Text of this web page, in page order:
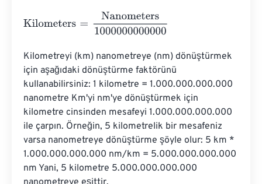
Kilometers Nanometers1000000000000
Kilometreyi (km) nanometreye (nm) dönüştürmek
için aşağıdaki dönüştürme faktörünü
kullanabilirsiniz: 1 kilometre = 1.000.000.000.000
nanometre Km'yi nm'ye dönüştürmek için
kilometre cinsinden mesafeyi 1.000.000.000.000
ile çarpın. Örneğin, 5 kilometrelik bir mesafeniz
varsa nanometreye dönüştürme şöyle olur: 5 km *
1.000.000.000.000 nm/km = 5.000.000.000.000
nm Yani, 5 kilometre 5.000.000.000.000